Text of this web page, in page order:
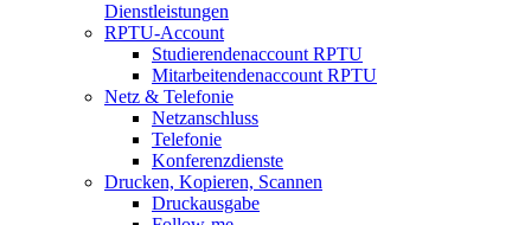
Dienstleistungen
RPTU-Account
Studierendenaccount RPTU
Mitarbeitendenaccount RPTU
Netz & Telefonie
Netzanschluss
Telefonie
Konferenzdienste
Drucken, Kopieren, Scannen
Druckausgabe